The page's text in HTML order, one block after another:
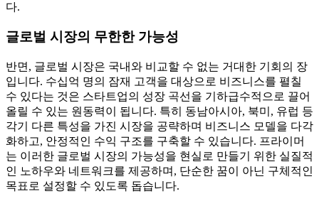
다.
글로벌 시장의 무한한 가능성
반면, 글로벌 시장은 국내와 비교할 수 없는 거대한 기회의 장
입니다. 수십억 명의 잠재 고객을 대상으로 비즈니스를 펼칠
수 있다는 것은 스타트업의 성장 곡선을 기하급수적으로 끌어
올릴 수 있는 원동력이 됩니다. 특히 동남아시아, 북미, 유럽 등
각기 다른 특성을 가진 시장을 공략하며 비즈니스 모델을 다각
화하고, 안정적인 수익 구조를 구축할 수 있습니다. 프라이머
는 이러한 글로벌 시장의 가능성을 현실로 만들기 위한 실질적
인 노하우와 네트워크를 제공하며, 단순한 꿈이 아닌 구체적인
목표로 설정할 수 있도록 돕습니다.